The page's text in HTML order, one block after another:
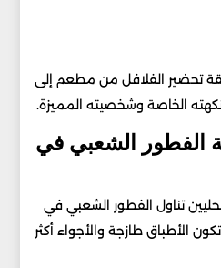
تحضير الفلافل من مطعم إلى
الخاصة وشخصيته المميزة.
الفطور الشعبي في
تناول الفطور الشعبي في
الأطباق طازجة والأجواء أكثر